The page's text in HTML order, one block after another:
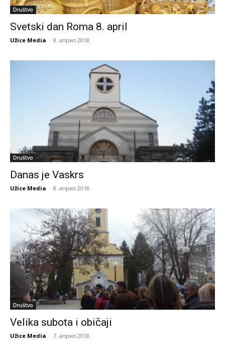
Društvo
Svetski dan Roma 8. april
Užice Media - 8. април 2018.
Društvo
Danas je Vaskrs
Užice Media - 8. април 2018.
Društvo
Velika subota i običaji
Užice Media - 7. април 2018.